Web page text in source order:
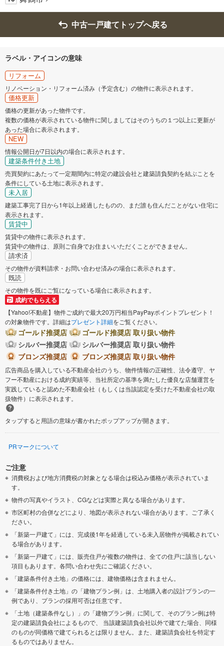
中古一戸建てトップへ戻る
ラベル・アイコンの意味
リフォーム
リノベーション・リフォーム済み（予定含む）の物件に表示されます。
価格更新
価格の更新があった物件です。
複数の価格が表示されている物件に関しましてはそのうちの１つ以上に更新が
あった場合に表示されます。
NEW
情報公開日が7日以内の場合に表示されます。
建築条件付き土地
売買契約にあたって一定期間内に特定の建設会社と建築請負契約を結ぶことを
条件にしている土地に表示されます。
未入居
建築工事完了日から1年以上経過したものの、まだ誰も住んだことがない住宅に
表示されます。
賃貸中
賃貸中の物件に表示されます。
賃貸中の物件は、原則ご自身でお住まいいただくことができません。
請求済
その物件が資料請求・お問い合わせ済みの場合に表示されます。
既読
その物件を既にご覧になっている場合に表示されます。
成約でもらえる
【Yahoo!不動産】物件ご成約で最大20万円相当PayPayポイントプレゼント！
の対象物件です。詳細はプレゼント詳細をご覧ください。
ゴールド推奨店
ゴールド推奨店 取り扱い物件
シルバー推奨店
シルバー推奨店 取り扱い物件
ブロンズ推奨店
ブロンズ推奨店 取り扱い物件
広告商品を購入している不動産会社のうち、物件情報の正確性、法令遵守、ヤ
フー不動産における成約実績等、当社所定の基準を満たした優良な店舗運営を
実践していると認めた不動産会社（もしくは当該認定を受けた不動産会社の取
扱物件）に表示されます。
タップすると用語の意味が書かれたポップアップが開きます。
PRマークについて
ご注意
消費税および地方消費税の対象となる場合は税込み価格が表示されていま
す。
物件の写真やイラスト、CGなどは実際と異なる場合があります。
市区町村の合併などにより、地図が表示されない場合があります。ご了承く
ださい。
「新築一戸建て」には、完成後1年を経過している未入居物件が掲載されてい
る場合があります。
「新築一戸建て」には、販売住戸が複数の物件は、全ての住戸に該当しない
項目もあります。各問い合わせ先にご確認ください。
「建築条件付き土地」の価格には、建物価格は含まれません。
「建築条件付き土地」の「建物プラン例」は、土地購入者の設計プランの一
例であり、プランの採用可否は任意です。
「土地（建築条件なし）」の「建物プラン例」に関して、そのプラン例は特
定の建築請負会社によるもので、 当該建築請負会社以外で建てた場合、同様
のものが同価格で建てられるとは限りません。また、建築請負会社を特定す
るものではありません。